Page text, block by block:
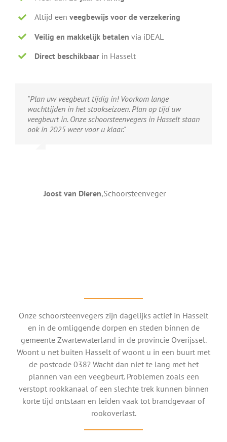
Altijd eenveegbewijs voor de verzekering
Veilig en makkelijk betalen via iDEAL
Direct beschikbaar in Hasselt
"Plan uw veegbeurt tijdig in! Voorkom lange
wachttijden in het stookseizoen. Plan op tijd uw
veegbeurt in. Onze schoorsteenvegers in Hasselt staan
ook in 2025 weer voor u klaar."
Joost van Dieren,Schoorsteenveger
Onze schoorsteenvegers zijn dagelijks actief in Hasselt
en in de omliggende dorpen en steden binnen de
gemeente Zwartewaterland in de provincie Overijssel.
Woont u net buiten Hasselt of woont u in een buurt met
de postcode 038? Wacht dan niet te lang met het
plannen van een veegbeurt. Problemen zoals een
verstopt rookkanaal of een slechte trek kunnen binnen
korte tijd ontstaan en leiden vaak tot brandgevaar of
rookoverlast.